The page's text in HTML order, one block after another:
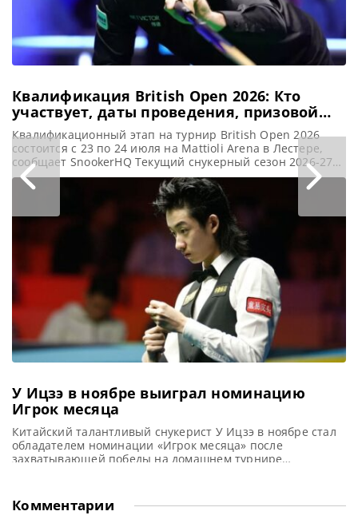
и одержал
уверенную
Квалификация British Open 2026: Кто
участвует, даты проведения, призовой
фонд
Квалификационный этап на турнир British Open 2026
состоится с 23 по 24 июля на Mattioli Arena в Лестере,
сообщает SnookerHQ Текущий снукерный сезон 2026-27
набирает обороты. И на этой неделе состоятся
квалификационные матчи British Open 2026. Игры
пройдут на Mattioli Arena в четверг и пятницу. Создается
впечатление, что в Лестере никогда не прекращаются
У Ицзэ в ноябре выиграл номинацию
Игрок месяца
Китайский талантливый снукерист У Ицзэ в ноябре стал
обладателем номинации «Игрок месяца» после
захватывающей победы на домашнем турнире
после триумфа на International Championship 2025 в
Нанкине, Китай, где он впервые одержал верх в
Комментарии